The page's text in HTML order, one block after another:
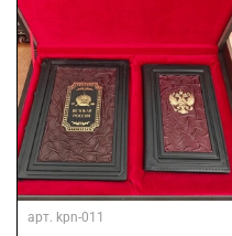
арт. kpn-011